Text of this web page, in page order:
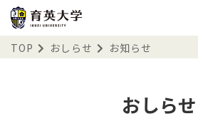
TOP おしらせ お知らせ
おしらせ